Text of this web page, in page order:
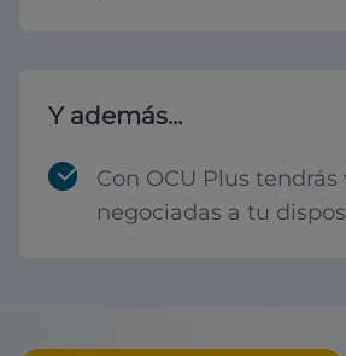
Y además...
Con OCU Plus tendrás
negociadas a tu